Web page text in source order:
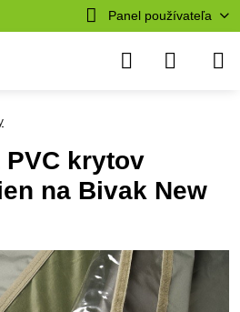
Panel používateľa
krytov
na Bivak New